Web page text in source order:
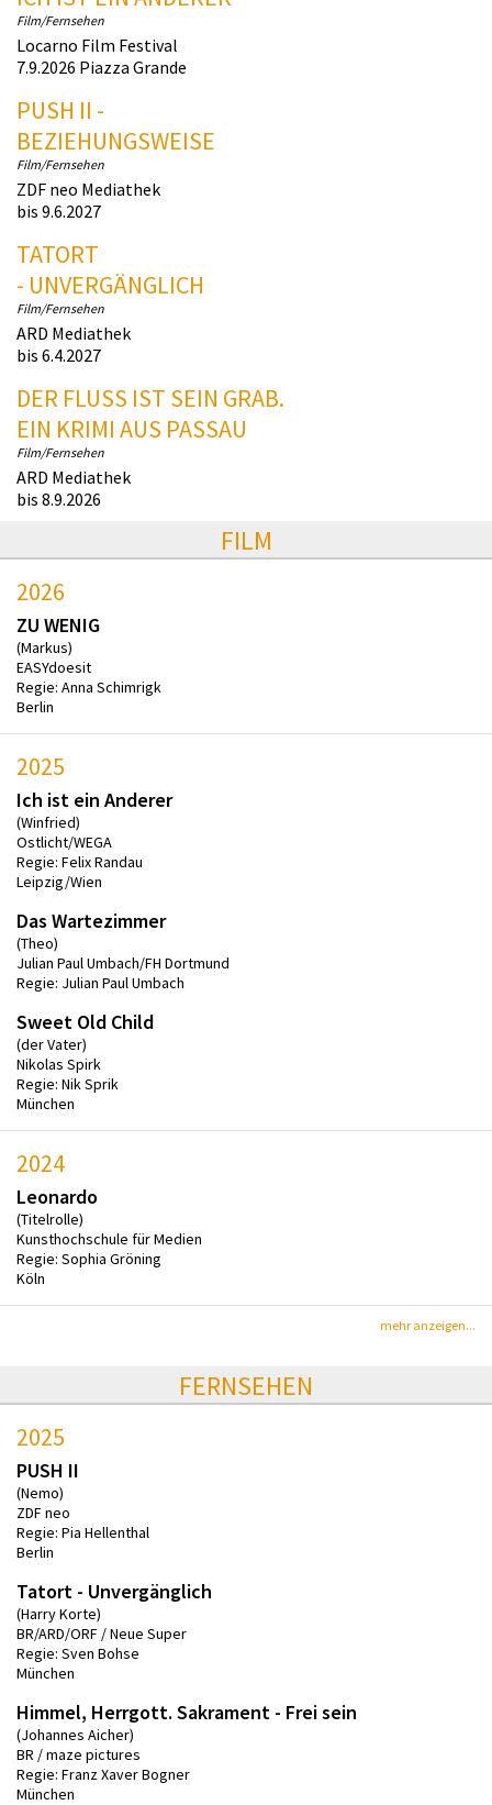
Film/Fernsehen
Locarno Film Festival
7.9.2026 Piazza Grande
PUSH II -
BEZIEHUNGSWEISE
Film/Fernsehen
ZDF neo Mediathek
bis 9.6.2027
TATORT
- UNVERGÄNGLICH
Film/Fernsehen
ARD Mediathek
bis 6.4.2027
DER FLUSS IST SEIN GRAB.
EIN KRIMI AUS PASSAU
Film/Fernsehen
ARD Mediathek
bis 8.9.2026
FILM
2026
ZU WENIG
(Markus)
EASYdoesit
Regie: Anna Schimrigk
Berlin
2025
Ich ist ein Anderer
(Winfried)
Ostlicht/WEGA
Regie: Felix Randau
Leipzig/Wien
Das Wartezimmer
(Theo)
Julian Paul Umbach/FH Dortmund
Regie: Julian Paul Umbach
Sweet Old Child
(der Vater)
Nikolas Spirk
Regie: Nik Sprik
München
2024
Leonardo
(Titelrolle)
Kunsthochschule für Medien
Regie: Sophia Gröning
Köln
mehr anzeigen...
FERNSEHEN
2025
PUSH II
(Nemo)
ZDF neo
Regie: Pia Hellenthal
Berlin
Tatort - Unvergänglich
(Harry Korte)
BR/ARD/ORF / Neue Super
Regie: Sven Bohse
München
Himmel, Herrgott. Sakrament - Frei sein
(Johannes Aicher)
BR / maze pictures
Regie: Franz Xaver Bogner
München